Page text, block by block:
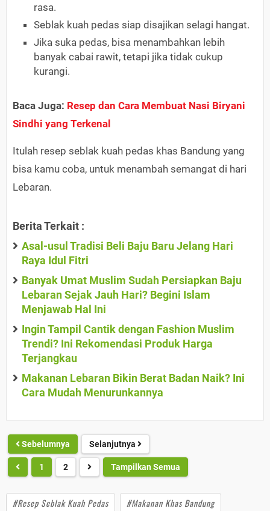
rasa.
Seblak kuah pedas siap disajikan selagi hangat.
Jika suka pedas, bisa menambahkan lebih
banyak cabai rawit, tetapi jika tidak cukup
kurangi.
Baca Juga: Resep dan Cara Membuat Nasi Biryani
Sindhi yang Terkenal
Itulah resep seblak kuah pedas khas Bandung yang
bisa kamu coba, untuk menambah semangat di hari
Lebaran.
Berita Terkait :
Asal-usul Tradisi Beli Baju Baru Jelang Hari
Raya Idul Fitri
Banyak Umat Muslim Sudah Persiapkan Baju
Lebaran Sejak Jauh Hari? Begini Islam
Menjawab Hal Ini
Ingin Tampil Cantik dengan Fashion Muslim
Trendi? Ini Rekomendasi Produk Harga
Terjangkau
Makanan Lebaran Bikin Berat Badan Naik? Ini
Cara Mudah Menurunkannya
Sebelumnya Selanjutnya
1 2 Tampilkan Semua
#Resep Seblak Kuah Pedas #Makanan Khas Bandung